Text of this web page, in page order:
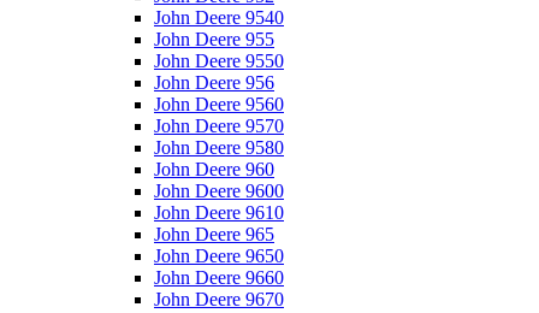
John Deere 9540
John Deere 955
John Deere 9550
John Deere 956
John Deere 9560
John Deere 9570
John Deere 9580
John Deere 960
John Deere 9600
John Deere 9610
John Deere 965
John Deere 9650
John Deere 9660
John Deere 9670